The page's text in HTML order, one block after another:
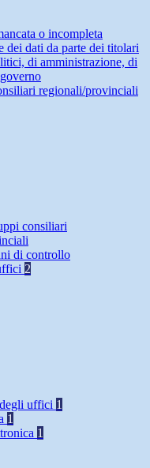
o incompleta
dei dati da parte dei titolari
di amministrazione, di
regionali/provinciali
consiliari
di controllo
2
uffici 1
1
1